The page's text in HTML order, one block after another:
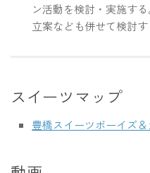
ン活動を検討・実施す
立案なども併せて検討す
スイーツマップ
豊橋スイーツボーイズ